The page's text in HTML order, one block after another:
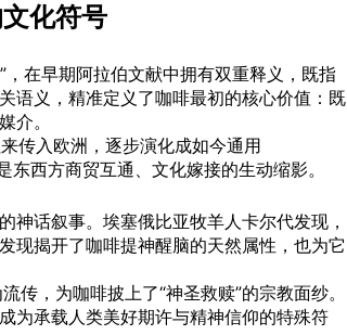
化符号
在早期阿拉伯文献中拥有双重释义，既指
语义，精准定义了咖啡最初的核心价值：既
介。
传入欧洲，逐步演化成如今通用
西方商贸互通、文化嫁接的生动缩影。
神话叙事。埃塞俄比亚牧羊人卡尔代发现，
现揭开了咖啡提神醒脑的天然属性，也为它
传，为咖啡披上了“神圣救赎”的宗教面纱。
为承载人类美好期许与精神信仰的特殊符